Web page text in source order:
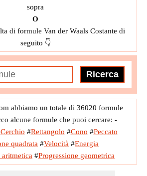
critica data le costanti di Van der Waals
critica senza l'uso di Van der Waals
Constant
Boyle data le costanti di Vander Waal
Constant ha dato la pressione critica
Constant ha dato la temperatura di Boyle
dato a Van der Waals Constant b
senza l'uso di Van der Waals Constant
sopra
O
di formule Van der Waals Costante di
seguito 👇
abbiamo un totale di 36020 formule
alcune formule che puoi cercare: -
Cerchio #Rettangolo #Cono #Peccato
quadrata #Velocità #Energia
aritmetica #Progressione geometrica